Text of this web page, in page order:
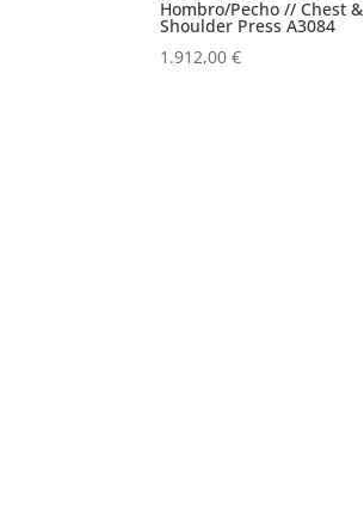
Hombro/Pecho // Chest &
Shoulder Press A3084
1.912,00€